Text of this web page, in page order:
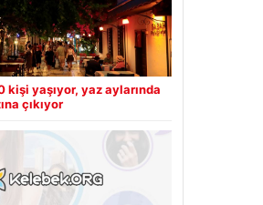
kişi yaşıyor, yaz aylarında
çıkıyor